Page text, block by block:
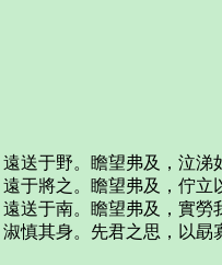
送于野。瞻望弗及，泣涕
于將之。瞻望弗及，佇立
送于南。瞻望弗及，實勞
慎其身。先君之思，以勗